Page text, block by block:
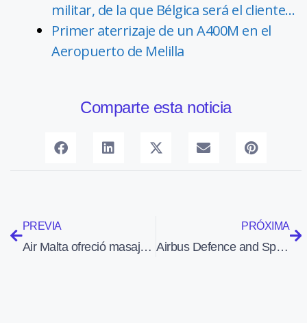
militar, de la que Bélgica será el cliente…
Primer aterrizaje de un A400M en el
Aeropuerto de Melilla
Comparte esta noticia
PREVIA
Air Malta ofreció masajes y tratamientos de belleza a los pasajeros de dos vuelos
PRÓXIMA
Airbus Defence and Space construirá JUICE para la ESA, que buscará indicios de vida en nuestro Sistema Solar